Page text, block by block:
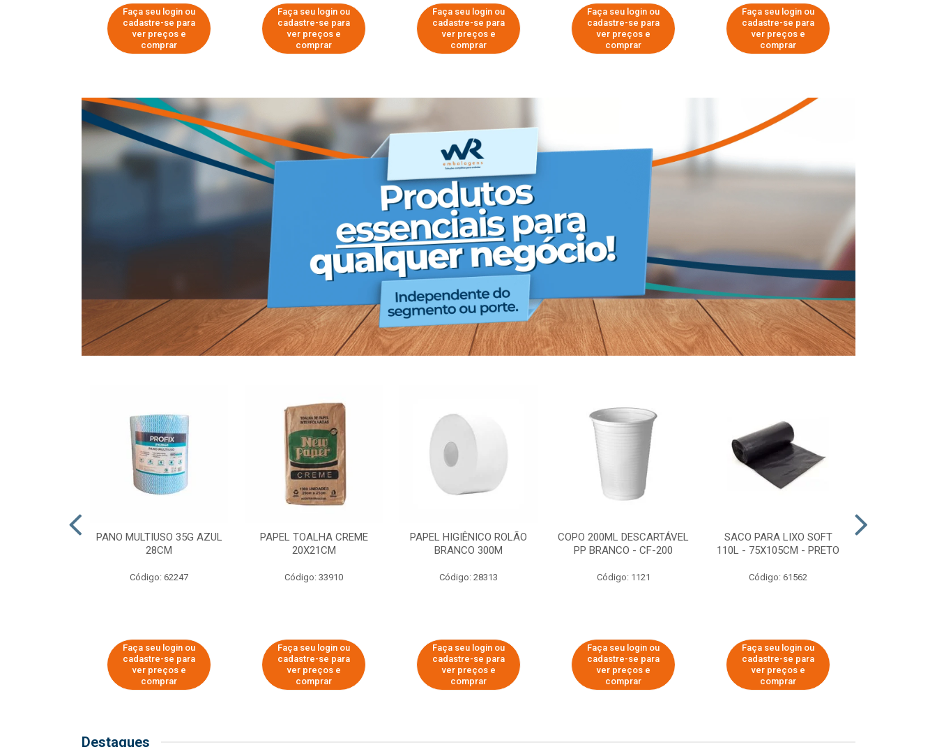
Faça seu login ou
cadastre-se para
ver preços e
comprar
Faça seu login ou
cadastre-se para
ver preços e
comprar
Faça seu login ou
cadastre-se para
ver preços e
comprar
Faça seu login ou
cadastre-se para
ver preços e
comprar
Faça seu login ou
cadastre-se para
ver preços e
comprar
PANO MULTIUSO 35G AZUL
28CM
Código: 62247
Faça seu login ou
cadastre-se para
ver preços e
comprar
PAPEL TOALHA CREME
20X21CM
Código: 33910
Faça seu login ou
cadastre-se para
ver preços e
comprar
PAPEL HIGIÊNICO ROLÃO
BRANCO 300M
Código: 28313
Faça seu login ou
cadastre-se para
ver preços e
comprar
COPO 200ML DESCARTÁVEL
PP BRANCO - CF-200
Código: 1121
Faça seu login ou
cadastre-se para
ver preços e
comprar
SACO PARA LIXO SOFT
110L - 75X105CM - PRETO
Código: 61562
Faça seu login ou
cadastre-se para
ver preços e
comprar
Destaques